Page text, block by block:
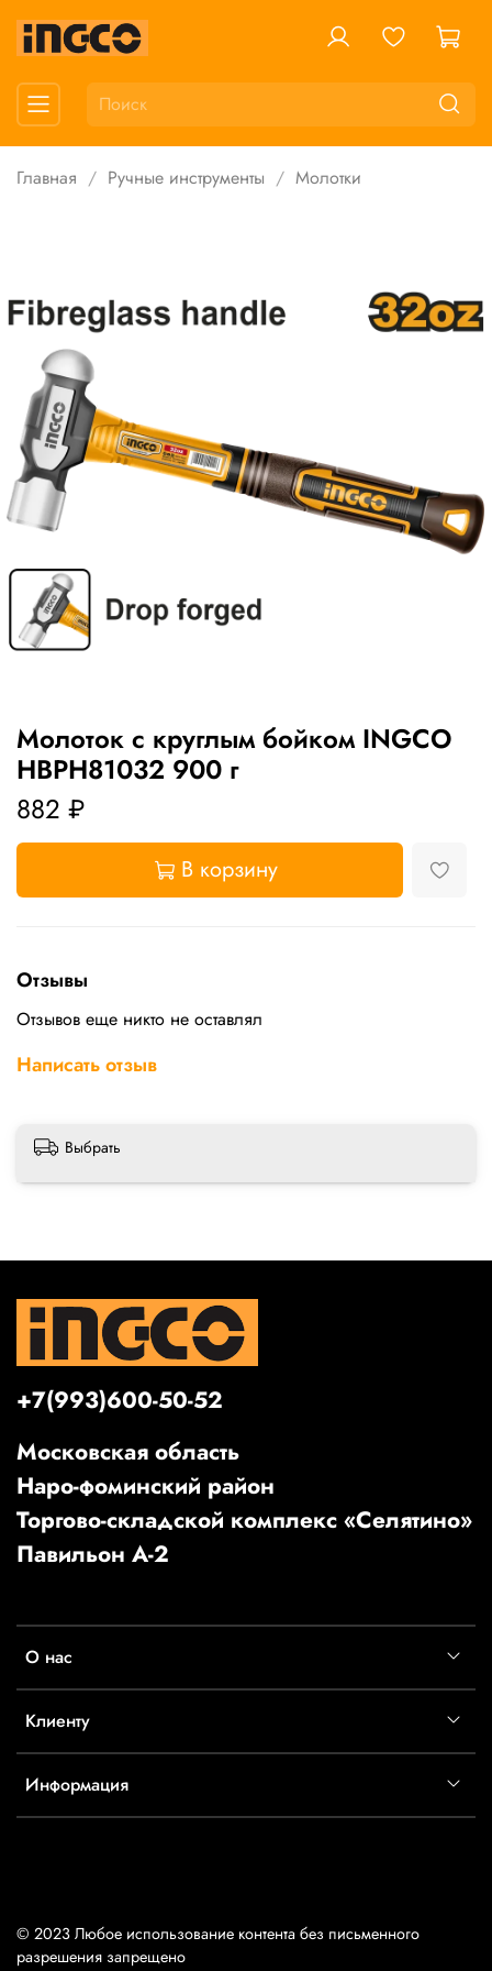
Главная Ручные инструменты Молотки
Молоток с круглым бойком INGCO
HBPH81032 900 г
882 ₽
В корзину
Отзывы
Отзывов еще никто не оставлял
Написать отзыв
Выбрать
О нас
Клиенту
Информация
+7(993)600-50-52
Московская область
Наро-фоминский район
Торгово-складской комплекс «Селятино»
Павильон А-2
© 2023 Любое использование контента без письменного
разрешения запрещено